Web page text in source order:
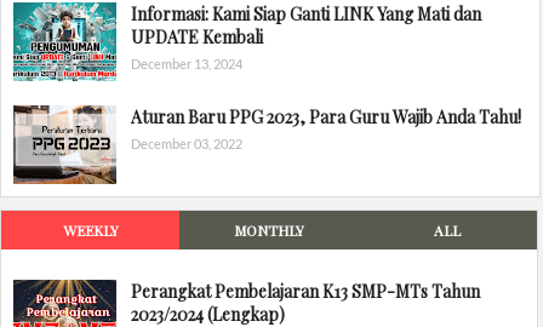
Informasi: Kami Siap Ganti LINK Yang Mati dan
UPDATE Kembali
December 13, 2024
Aturan Baru PPG 2023, Para Guru Wajib Anda Tahu!
December 03, 2022
WEEKLY MONTHLY ALL
Perangkat Pembelajaran K13 SMP-MTs Tahun
2023/2024 (Lengkap)